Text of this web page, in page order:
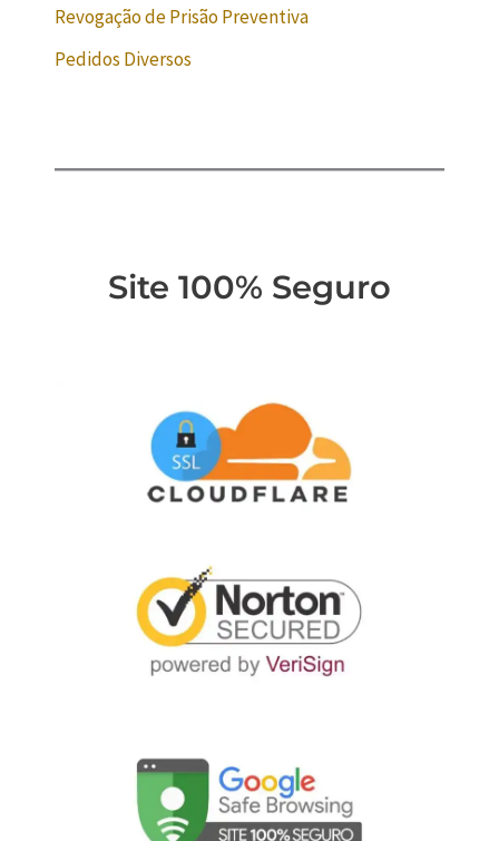
Revogação de Prisão Preventiva
Pedidos Diversos
Site 100% Seguro